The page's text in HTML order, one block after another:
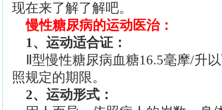
现在来了解了解吧。
慢性糖尿病的运动医治：
1、运动适合证：
Ⅱ型慢性糖尿病血糖16.5毫摩/升
照规定的期限。
2、运动形式：